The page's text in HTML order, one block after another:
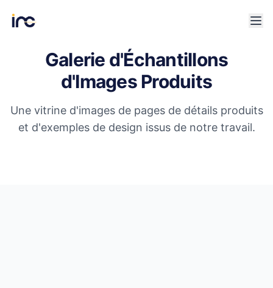
Galerie d'Échantillons
d'Images Produits
Une vitrine d'images de pages de détails produits
et d'exemples de design issus de notre travail.